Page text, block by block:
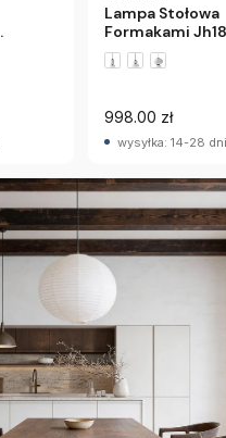
Lampa Stołowa
Formakami Jh18
Andtradition
998.00 zł
wysyłka: 14-28 dni